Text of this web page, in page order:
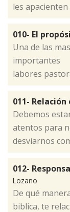
les
010- El
Una de las mas
importantes
labores
011-
Debemos
atentos para
desviarnos
012-
Lozano
De qué
biblica, te